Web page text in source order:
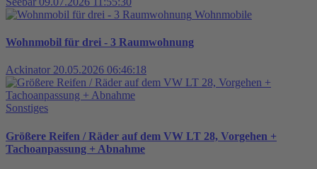
Wohnmobile
Wohnmobil für drei - 3 Raumwohnung
Ackinator 20.05.2026 06:46:18
Sonstiges
Größere Reifen / Räder auf dem VW LT 28, Vorgehen +
Tachoanpassung + Abnahme